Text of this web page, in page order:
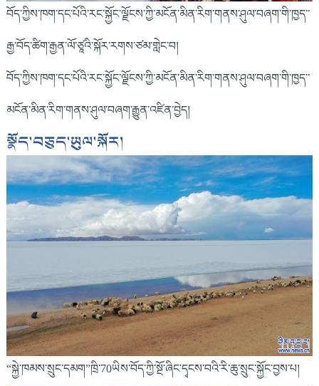
བོད་ཀྱིས་ཁག་དང་པོའི་རང་སྐྱོང་ལྗོངས་ཀྱི་མངོན་མིན་རིག་གནས་ཤུལ་བཞག་གི་ཁྱད་་
རྒྱ་བོད་ཚིག་རྒྱན་ལོ་ཙཱའི་སྐོར་རགས་ཙམ་གླེང་བ།
བོད་ཀྱིས་ཁག་དང་པོའི་རང་སྐྱོང་ལྗོངས་ཀྱི་མངོན་མིན་རིག་གནས་ཤུལ་བཞག་གི་ཁྱད་་
མངོན་མིན་རིག་གནས་ཤུལ་བཞག་རྒྱུན་འཛིན་བྱེད།
སྣོད་བཅུད་ཡུལ་སྐོར།
“སྐྱེ་ཁམས་སྲུང་དམག”ཁྲི་70ཡིས་བོད་ཀྱི་སྔོ་ཞིང་དྭངས་བའི་རི་ཆུ་སྲུང་སྐྱོང་བྱས་པ།